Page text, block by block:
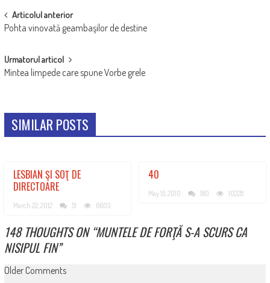
POST
NAVIGATION
Articolul anterior
Pohta vinovată geambaşilor de destine
Urmatorul articol
Mintea limpede care spune Vorbe grele
SIMILAR POSTS
LESBIAN ŞI SOŢ DE
DIRECTOARE
March 22, 2012 51 6603
40
May 15, 2010 180 10228
148 THOUGHTS ON “MUNTELE DE FORŢĂ S-A SCURS CA
NISIPUL FIN”
COMMENT
Older Comments